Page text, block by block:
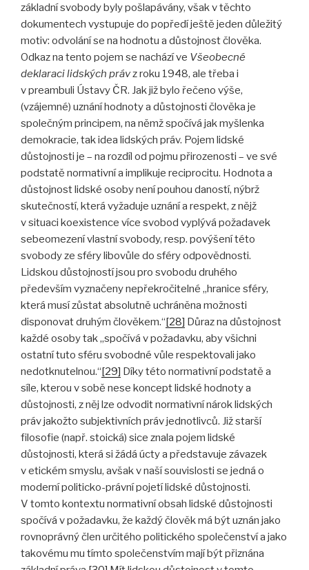
základní svobody byly pošlapávány, však v těchto
dokumentech vystupuje do popředí ještě jeden důležitý
motiv: odvolání se na hodnotu a důstojnost člověka.
Odkaz na tento pojem se nachází ve Všeobecné
deklaraci lidských právz roku 1948, ale třeba i
v preambuli Ústavy ČR. Jak již bylo řečeno výše,
(vzájemné) uznání hodnoty a důstojnosti člověka je
společným principem, na němž spočívá jak myšlenka
demokracie, tak idea lidských práv. Pojem lidské
důstojnosti je – na rozdíl od pojmu přirozenosti – ve své
podstatě normativní a implikuje reciprocitu. Hodnota a
důstojnost lidské osoby není pouhou daností, nýbrž
skutečností, která vyžaduje uznání a respekt, z nějž
v situaci koexistence více svobod vyplývá požadavek
sebeomezení vlastní svobody, resp. povýšení této
svobody ze sféry libovůle do sféry odpovědnosti.
Lidskou důstojností jsou pro svobodu druhého
především vyznačeny nepřekročitelné „hranice sféry,
která musí zůstat absolutně uchráněna možnosti
disponovat druhým člověkem.“[28] Důraz na důstojnost
každé osoby tak „spočívá v požadavku, aby všichni
ostatní tuto sféru svobodné vůle respektovali jako
nedotknutelnou.“[29] Díky této normativní podstatě a
síle, kterou v sobě nese koncept lidské hodnoty a
důstojnosti, z něj lze odvodit normativní nárok lidských
práv jakožto subjektivních práv jednotlivců. Již starší
filosofie (např. stoická) sice znala pojem lidské
důstojnosti, která si žádá úcty a představuje závazek
v etickém smyslu, avšak v naší souvislosti se jedná o
moderní politicko-právní pojetí lidské důstojnosti.
V tomto kontextu normativní obsah lidské důstojnosti
spočívá v požadavku, že každý člověk má být uznán jako
rovnoprávný člen určitého politického společenství a jako
takovému mu tímto společenstvím mají být přiznána